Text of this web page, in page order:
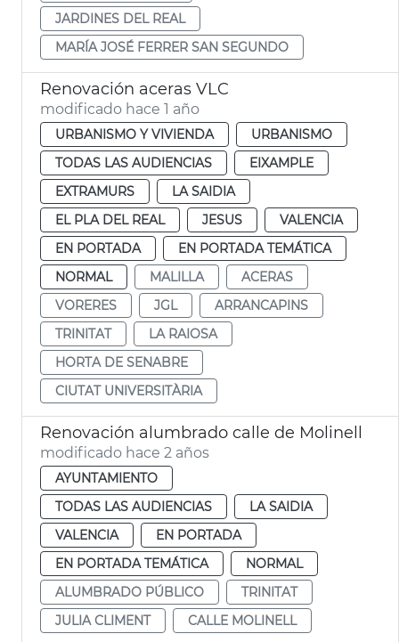
JARDINES DEL REAL
MARÍA JOSÉ FERRER SAN SEGUNDO
Renovación aceras VLC
modificado hace 1 año
URBANISMO Y VIVIENDA
URBANISMO
TODAS LAS AUDIENCIAS
EIXAMPLE
EXTRAMURS
LA SAIDIA
EL PLA DEL REAL
JESUS
VALENCIA
EN PORTADA
EN PORTADA TEMÁTICA
NORMAL
MALILLA
ACERAS
VORERES
JGL
ARRANCAPINS
TRINITAT
LA RAIOSA
HORTA DE SENABRE
CIUTAT UNIVERSITÀRIA
Renovación alumbrado calle de Molinell
modificado hace 2 años
AYUNTAMIENTO
TODAS LAS AUDIENCIAS
LA SAIDIA
VALENCIA
EN PORTADA
EN PORTADA TEMÁTICA
NORMAL
ALUMBRADO PÚBLICO
TRINITAT
JULIA CLIMENT
CALLE MOLINELL